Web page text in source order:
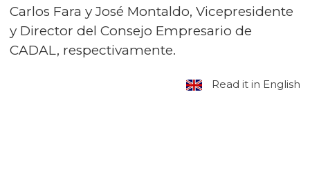
Carlos Fara y José Montaldo, Vicepresidente
y Director del Consejo Empresario de
CADAL, respectivamente.
Read it in English